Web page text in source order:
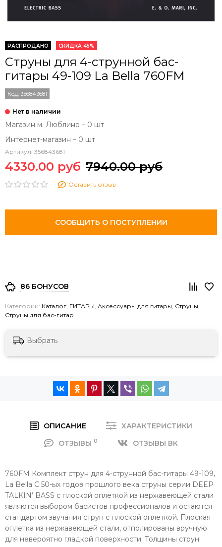
РАСПРОДАНО СКИДКА 45%
Струны для 4-струнной бас-
гитары 49-109 La Bella 760FM
Код: 356843681
Магазин м. Люблино – 0 шт
Интернет-магазин – 0 шт
Артикул: 356843681
4330.00 руб 7940.00 руб
Оставить отзыв
СООБЩИТЬ О ПОСТУПЛЕНИИ
86 БОНУСОВ
Категории: Каталог, ГИТАРЫ, Аксессуары для гитары, Струны,
Струны для бас-гитар
Выбрать
ОПИСАНИЕ
ХАРАКТЕРИСТИКИ
ОТЗЫВЫ 0 ОТЗЫВЫ ВК
760FM Комплект струн для 4-струнной бас-гитары 49-109,
La Bella С 50-ых годов прошлого века струны серии DEEP
TALKIN’ BASS с плоской оплеткой из нержавеющей стали
являются выбором басистов профессионалов и остаются
стандартом звучания струн с плоской оплеткой. Плоская
оплетка из нержавеющей стали, отполированы вручную
для невероятно гладкой поверхности. Толщины струн: